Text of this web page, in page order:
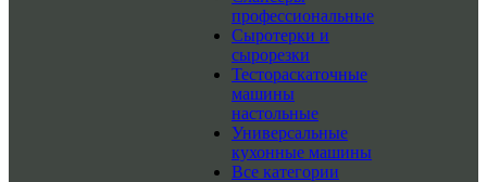
профессиональные
Сыротерки и
сырорезки
Тестораскаточные
машины
настольные
Универсальные
кухонные машины
Все категории